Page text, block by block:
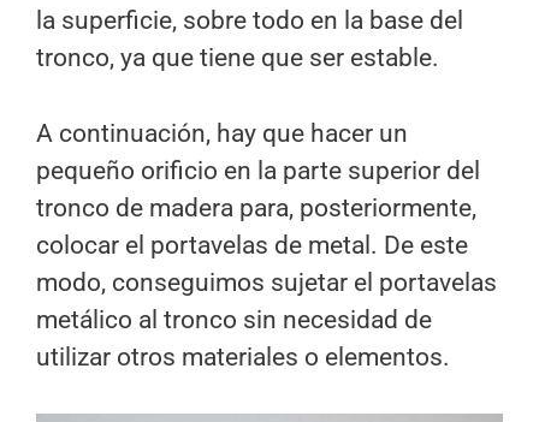
la superficie, sobre todo en la base del
tronco, ya que tiene que ser estable.
A continuación, hay que hacer un
pequeño orificio en la parte superior del
tronco de madera para, posteriormente,
colocar el portavelas de metal. De este
modo, conseguimos sujetar el portavelas
metálico al tronco sin necesidad de
utilizar otros materiales o elementos.